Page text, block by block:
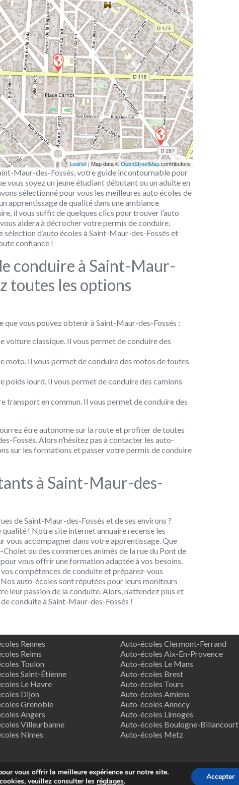
Leaflet | Map data ©OpenStreetMapcontributors
Maur-des-Fossés, votre guide incontournable pour
vous soyez un jeune étudiant débutant ou un adulte en
sélectionné pour vous les meilleures auto écoles de
apprentissage de qualité dans une ambiance
il vous suffit de quelques clics pour trouver l’auto
aidera à décrocher votre permis de conduire.
d’auto écoles à Saint-Maur-des-Fossés et
confiance !
conduire à Saint-Maur-
toutes les options
vous pouvez obtenir à Saint-Maur-des-Fossés :
voiture classique. Il vous permet de conduire des
moto. Il vous permet de conduire des motos de toutes
poids lourd. Il vous permet de conduire des camions
transport en commun. Il vous permet de conduire des
être autonome sur la route et profiter de toutes
Fossés. Alors n’hésitez pas à contacter les auto-
sur les formations et passer votre permis de conduire
à Saint-Maur-des-
de Saint-Maur-des-Fossés et de ses environs ?
! Notre site internet annuaire recense les
vous accompagner dans votre apprentissage. Que
ou des commerces animés de la rue du Pont de
vous offrir une formation adaptée à vos besoins.
compétences de conduite et préparez-vous
auto-écoles sont réputées pour leurs moniteurs
leur passion de la conduite. Alors, n’attendez plus et
conduite à Saint-Maur-des-Fossés !
Rennes
Reims
Toulon
Saint-Étienne
Le Havre
Dijon
Grenoble
Angers
Villeurbanne
Nîmes
Auto-écoles Clermont-Ferrand
Auto-écoles Aix-En-Provence
Auto-écoles Le Mans
Auto-écoles Brest
Auto-écoles Tours
Auto-écoles Amiens
Auto-écoles Annecy
Auto-écoles Limoges
Auto-écoles Boulogne-Billancourt
Auto-écoles Metz
© 2026Supreme Directory Theme - Powered by WordPress.
vous offrir la meilleure expérience sur notre site.
veuillez consulter les réglages. Accepter